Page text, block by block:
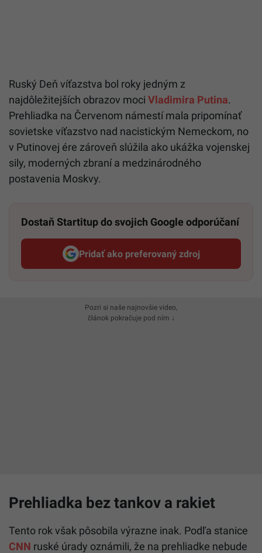
Ruský Deň víťazstva bol roky jedným z
najdôležitejších obrazov moci Vladimira Putina.
Prehliadka na Červenom námestí mala pripomínať
sovietske víťazstvo nad nacistickým Nemeckom, no
v Putinovej ére zároveň slúžila ako ukážka vojenskej
sily, moderných zbraní a medzinárodného
postavenia Moskvy.
Dostaň Startitup do svojich Google odporúčaní
Pridať ako preferovaný zdroj
Startitup, odkaz sa otvorí v
Pozri si naše najnovšie video,
článok pokračuje pod ním ↓
Prehliadka bez tankov a rakiet
Tento rok však pôsobila výrazne inak. Podľa stanice
CNN ruské úrady oznámili, že na prehliadke nebude